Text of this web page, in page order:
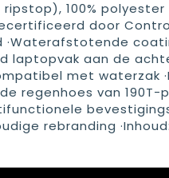
100%
door Control
laptopvak aan de
met waterzak
regenhoes van 190T-
rebranding